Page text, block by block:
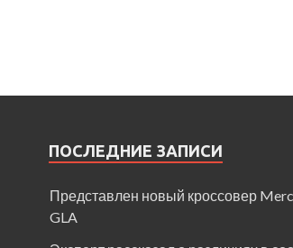
ПОСЛЕДНИЕ ЗАПИСИ
Представлен новый кроссовер
GLA